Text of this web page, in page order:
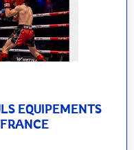
EQUIPEMENTS